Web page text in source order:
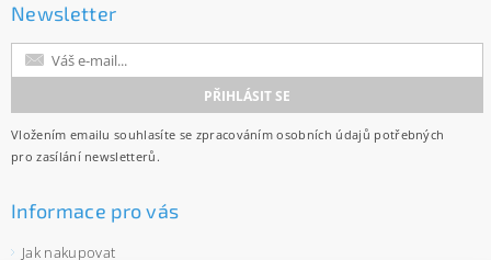
Newsletter
Vložením emailu souhlasíte se zpracováním osobních údajů potřebných
pro zasílání newsletterů.
Informace pro vás
Jak nakupovat